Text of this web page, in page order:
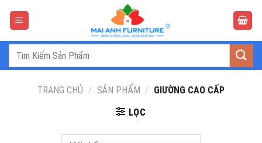
Tìm
TRANG CHỦ / SẢN PHẨM / GIƯỜNG CAO CẤP
LỌC